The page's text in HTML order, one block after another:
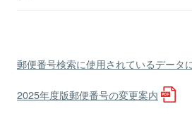
郵便番号検索に使用されているデータ
2025年度版郵便番号の変更案内